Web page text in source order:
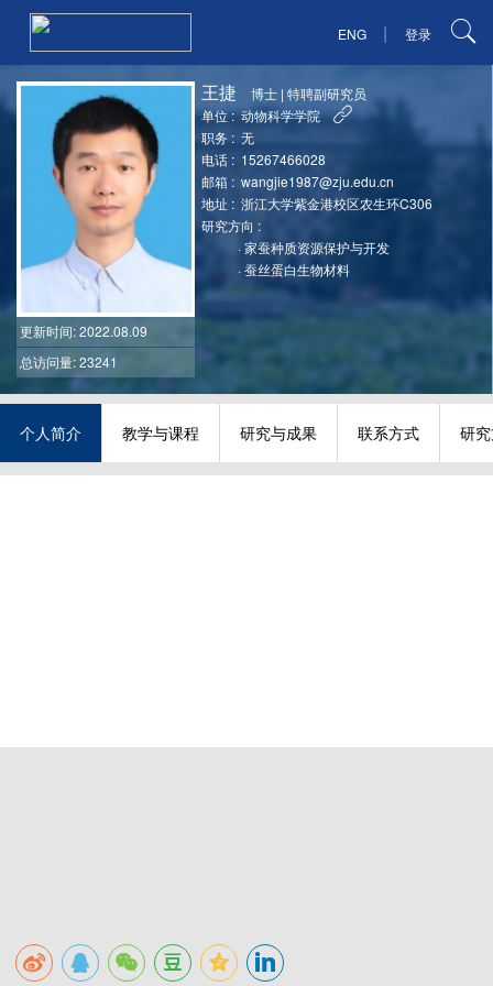
ENG | 登录
更新时间: 2022.08.09
总访问量: 23241
王捷 博士 |特聘副研究员
单位 : 动物科学学院
职务 : 无
电话 : 15267466028
邮箱 : wangjie1987@zju.edu.cn
地址 : 浙江大学紫金港校区农生环C306
研究方向 :
·家蚕种质资源保护与开发
·蚕丝蛋白生物材料
个人简介 教学与课程 研究与成果 联系方式 研